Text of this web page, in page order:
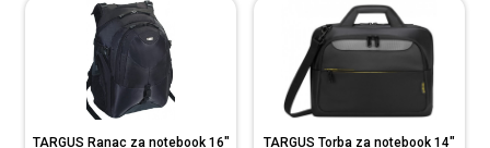
TARGUS Ranac za notebook 16"
TARGUS Torba za notebook 14"